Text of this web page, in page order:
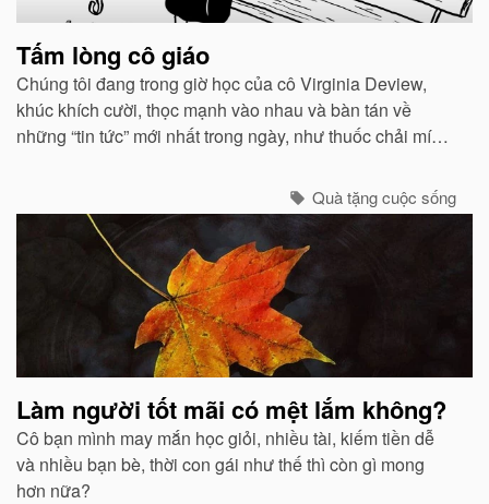
Tấm lòng cô giáo
Chúng tôi đang trong giờ học của cô Virginia Deview,
khúc khích cười, thọc mạnh vào nhau và bàn tán về
những “tin tức” mới nhất trong ngày, như thuốc chải mí
Quà tặng cuộc sống
Làm người tốt mãi có mệt lắm không?
Cô bạn mình may mắn học giỏi, nhiều tài, kiếm tiền dễ
và nhiều bạn bè, thời con gái như thế thì còn gì mong
hơn nữa?